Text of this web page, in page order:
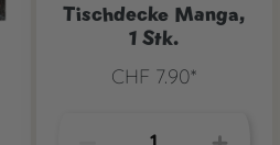
Tischdecke Manga,
1 Stk.
CHF 7.90*